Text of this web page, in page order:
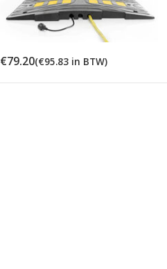
€79.20(€95.83 in BTW)